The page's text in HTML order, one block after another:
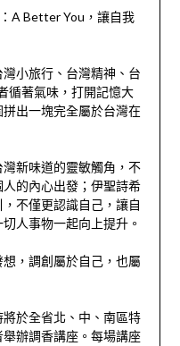
A Better You，讓自我
小旅行、台灣精神、台
循著氣味，打開記憶大
出一塊完全屬於台灣在
新味道的靈敏觸角，不
的內心出發；伊聖詩希
不僅更認識自己，讓自
人事物一起向上提升。
，調創屬於自己，也屬
於全省北、中、南區特
辦調香講座。每場講座